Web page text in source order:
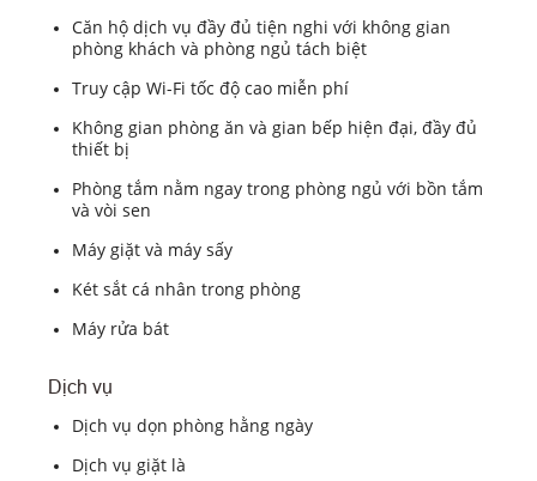
Căn hộ dịch vụ đầy đủ tiện nghi với không gian
phòng khách và phòng ngủ tách biệt
Truy cập Wi-Fi tốc độ cao miễn phí
Không gian phòng ăn và gian bếp hiện đại, đầy đủ
thiết bị
Phòng tắm nằm ngay trong phòng ngủ với bồn tắm
và vòi sen
Máy giặt và máy sấy
Két sắt cá nhân trong phòng
Máy rửa bát
Dịch vụ
Dịch vụ dọn phòng hằng ngày
Dịch vụ giặt là